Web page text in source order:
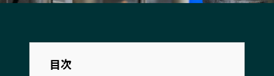
高知エリア
福岡エリア
熊本エリア
大分エリア
宮崎エリア
目次